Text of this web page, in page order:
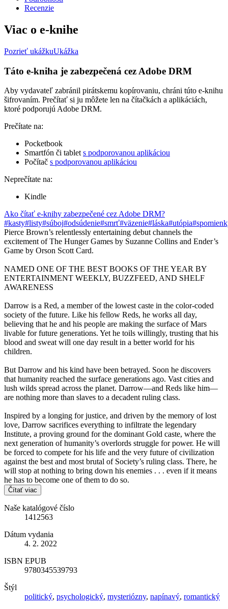
Recenzie
Viac o e-knihe
Pozrieť ukážkuUkážka
Táto e-kniha je zabezpečená cez Adobe DRM
Aby vydavateľ zabránil pirátskemu kopírovaniu, chráni túto e-knihu
šifrovaním. Prečítať si ju môžete len na čítačkách a aplikáciách,
ktoré podporujú Adobe DRM.
Prečítate na:
Pocketbook
Smartfón či tablet s podporovanou aplikáciou
Počítač s podporovanou aplikáciou
Neprečítate na:
Kindle
Ako čítať e-knihy zabezpečené cez Adobe DRM?
#kasty#listy#súboj#odsúdenie#smrť#väzenie#láska#utópia
Pierce Brown’s relentlessly entertaining debut channels the
excitement of The Hunger Games by Suzanne Collins and Ender’s
Game by Orson Scott Card.
NAMED ONE OF THE BEST BOOKS OF THE YEAR BY
ENTERTAINMENT WEEKLY, BUZZFEED, AND SHELF
AWARENESS
Darrow is a Red, a member of the lowest caste in the color-coded
society of the future. Like his fellow Reds, he works all day,
believing that he and his people are making the surface of Mars
livable for future generations. Yet he toils willingly, trusting that his
blood and sweat will one day result in a better world for his
children.
But Darrow and his kind have been betrayed. Soon he discovers
that humanity reached the surface generations ago. Vast cities and
lush wilds spread across the planet. Darrow—and Reds like him—
are nothing more than slaves to a decadent ruling class.
Inspired by a longing for justice, and driven by the memory of lost
love, Darrow sacrifices everything to infiltrate the legendary
Institute, a proving ground for the dominant Gold caste, where the
next generation of humanity’s overlords struggle for power. He will
be forced to compete for his life and the very future of civilization
against the best and most brutal of Society’s ruling class. There, he
will stop at nothing to bring down his enemies . . . even if it means
he has to become one of them to do so.
Čítať viac
Naše katalógové číslo
1412563
Dátum vydania
4. 2. 2022
ISBN EPUB
9780345539793
Štýl
politický, psychologický, mysteriózny, napínavý, romantický